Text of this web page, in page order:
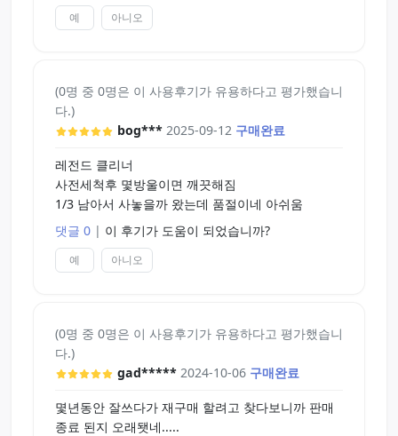
찬장에 처박혀 있어서 그렇습니다ㅠㅠ 어흑 돈 아까
워...
요. 그게 더 가성비가 좋습니다.
2020-11-07 추가:
못씀
예 아니오
(0명 중 0명은 이 사용후기가 유용하다고 평가했습니
다.)
bog*** 2025-09-12 구매완료
레전드 클리너
사전세척후 몇방울이면 깨끗해짐
1/3 남아서 사놓을까 왔는데 품절이네 아쉬움
댓글 0 | 이 후기가 도움이 되었습니까?
예 아니오
(0명 중 0명은 이 사용후기가 유용하다고 평가했습니
다.)
gad***** 2024-10-06 구매완료
몇년동안 잘쓰다가 재구매 할려고 찾다보니까 판매
종료 된지 오래됏네.....